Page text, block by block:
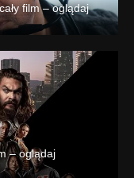
film – oglądaj
– oglądaj